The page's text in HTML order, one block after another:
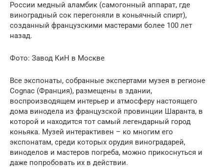
России медный аламбик (самогонный аппарат, где
виноградный сок перегоняли в коньячный спирт),
созданный французскими мастерами более 100 лет
назад.
Фото: Завод КиН в Москве
Все экспонаты, собранные экспертами музея в регионе
Cognac (Франция), размещены в здании,
воспроизводящем интерьер и атмосферу настоящего
дома винодела из французской провинции Шаранта, в
которой и находится тот самый легендарный город
коньяка. Музей интерактивен – ко многим его
экспонатам, среди которых орудия виноградарей,
виноделов и мастеров погреба, можно прикоснуться и
даже попробовать их в действии.